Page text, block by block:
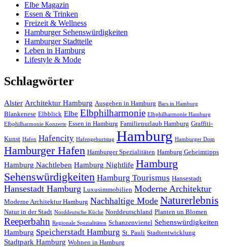
Elbe Magazin
Essen & Trinken
Freizeit & Wellness
Hamburger Sehenswürdigkeiten
Hamburger Stadtteile
Leben in Hamburg
Lifestyle & Mode
Schlagwörter
Alster Architektur Hamburg Ausgehen in Hamburg Bars in Hamburg
Blankenese Elbblick Elbe Elbphilharmonie Elbphilharmonie Hamburg
Elbphilharmonie Konzerte Essen in Hamburg Familienurlaub Hamburg Graffiti-
Kunst Hafen Hafencity Hafengeburtstag Hamburg Hamburger Dom
Hamburger Hafen Hamburger Spezialitäten Hamburg Geheimtipps
Hamburg Nachtleben Hamburg Nightlife Hamburg
Sehenswürdigkeiten Hamburg Tourismus Hansestadt
Hansestadt Hamburg Luxusimmobilien Moderne Architektur
Moderne Architektur Hamburg Nachhaltige Mode Naturerlebnis
Natur in der Stadt Norddeutsche Küche Norddeutschland Planten un Blomen
Reeperbahn Regionale Spezialitäten Schanzenviertel Sehenswürdigkeiten
Hamburg Speicherstadt Hamburg St. Pauli Stadtentwicklung
Stadtpark Hamburg Wohnen in Hamburg